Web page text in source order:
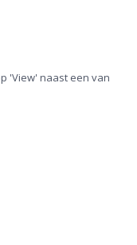
'View' naast een van